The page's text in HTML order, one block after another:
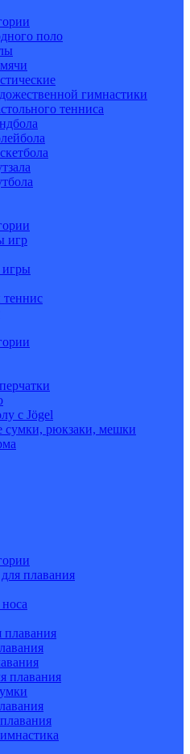
поло
гимнастики
тенниса
игр
игры
c Jögel
сумки, рюкзаки, мешки
плавания
плавания
плавания